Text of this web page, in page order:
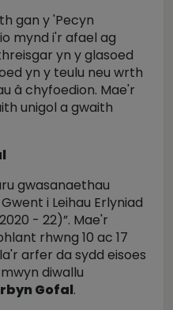
gan y 'Pecyn
mynd i'r afael ag
yn y glasoed
yn y teulu neu wrth
â chyfoedion. Mae'r
unigol a gwaith
gwasanaethau
i Leihau Erlyniad
- 22)”. Mae'r
rhwng 10 ac 17
arfer da sydd eisoes
diwallu
Gofal.